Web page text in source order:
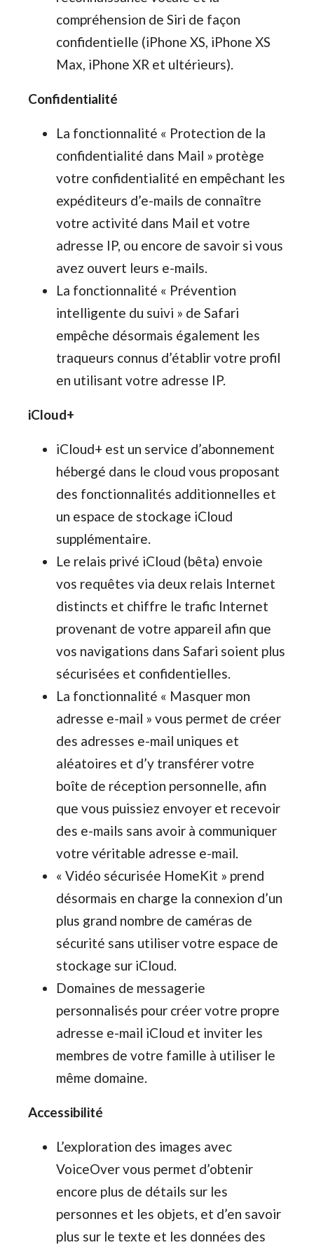
compréhension de Siri de façon
confidentielle (iPhone XS, iPhone XS
Max, iPhone XR et ultérieurs).
Confidentialité
La fonctionnalité « Protection de la
confidentialité dans Mail » protège
votre confidentialité en empêchant les
expéditeurs d’e-mails de connaître
votre activité dans Mail et votre
adresse IP, ou encore de savoir si vous
avez ouvert leurs e-mails.
La fonctionnalité « Prévention
intelligente du suivi » de Safari
empêche désormais également les
traqueurs connus d’établir votre profil
en utilisant votre adresse IP.
iCloud+
iCloud+ est un service d’abonnement
hébergé dans le cloud vous proposant
des fonctionnalités additionnelles et
un espace de stockage iCloud
supplémentaire.
Le relais privé iCloud (bêta) envoie
vos requêtes via deux relais Internet
distincts et chiffre le trafic Internet
provenant de votre appareil afin que
vos navigations dans Safari soient plus
sécurisées et confidentielles.
La fonctionnalité « Masquer mon
adresse e-mail » vous permet de créer
des adresses e-mail uniques et
aléatoires et d’y transférer votre
boîte de réception personnelle, afin
que vous puissiez envoyer et recevoir
des e-mails sans avoir à communiquer
votre véritable adresse e-mail.
« Vidéo sécurisée HomeKit » prend
désormais en charge la connexion d’un
plus grand nombre de caméras de
sécurité sans utiliser votre espace de
stockage sur iCloud.
Domaines de messagerie
personnalisés pour créer votre propre
adresse e-mail iCloud et inviter les
membres de votre famille à utiliser le
même domaine.
Accessibilité
L’exploration des images avec
VoiceOver vous permet d’obtenir
encore plus de détails sur les
personnes et les objets, et d’en savoir
plus sur le texte et les données des